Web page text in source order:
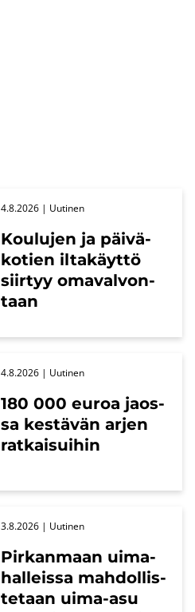
Kou­lu­jen ja päi­vä­
ko­tien il­ta­käyt­tö
siir­tyy oma­val­von­
taan
4.8.2026 | Uu­ti­nen
180 000 euroa jaos­
sa kes­tä­vän arjen
rat­kai­sui­hin
4.8.2026 | Uu­ti­nen
Pir­kan­maan ui­ma­
hal­leis­sa mah­dol­lis­
te­taan uima-​asu
3.8.2026 | Uu­ti­nen